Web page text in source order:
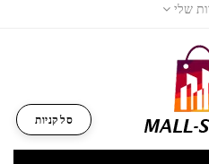
שלי
סל קניות